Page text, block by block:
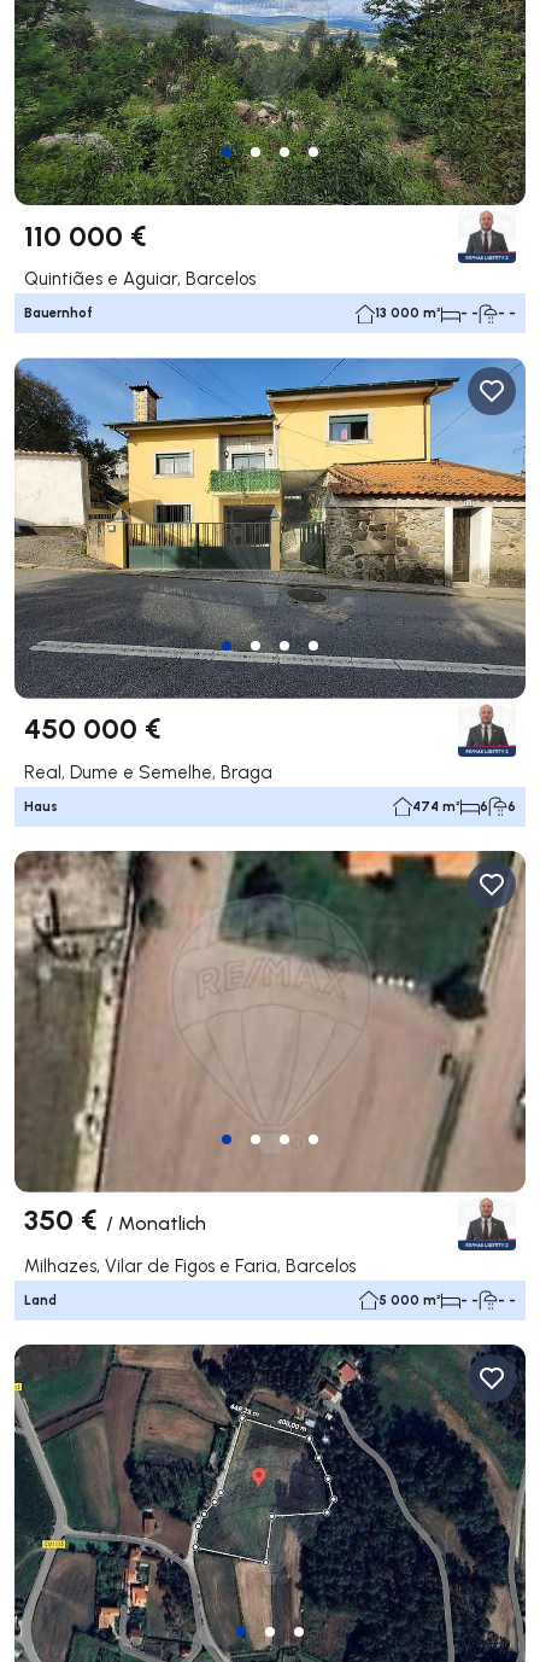
110 000 €
Quintiães e Aguiar, Barcelos
Bauernhof 13 000 m² - - - -
450 000 €
Real, Dume e Semelhe, Braga
Haus 474 m² 6 6
350 € / Monatlich
Milhazes, Vilar de Figos e Faria, Barcelos
Land 5 000 m² - - - -